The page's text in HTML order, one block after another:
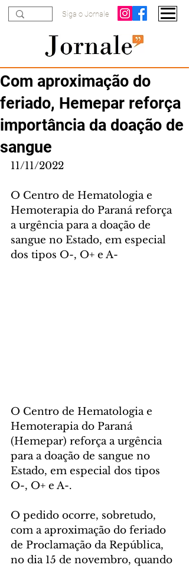
Siga o Jornale
Com aproximação do
feriado, Hemepar reforça
importância da doação de
sangue
11/11/2022
O Centro de Hematologia e
Hemoterapia do Paraná reforça
a urgência para a doação de
sangue no Estado, em especial
dos tipos O-, O+ e A-
O Centro de Hematologia e
Hemoterapia do Paraná
(Hemepar) reforça a urgência
para a doação de sangue no
Estado, em especial dos tipos
O-, O+ e A-.
O pedido ocorre, sobretudo,
com a aproximação do feriado
de Proclamação da República,
no dia 15 de novembro, quando